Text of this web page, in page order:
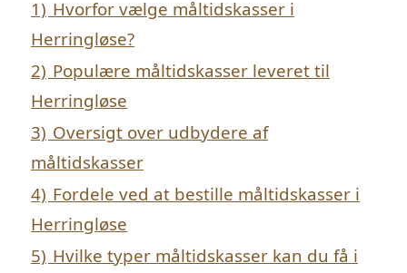
1) Hvorfor vælge måltidskasser i
Herringløse?
2) Populære måltidskasser leveret til
Herringløse
3) Oversigt over udbydere af
måltidskasser
4) Fordele ved at bestille måltidskasser i
Herringløse
5) Hvilke typer måltidskasser kan du få i